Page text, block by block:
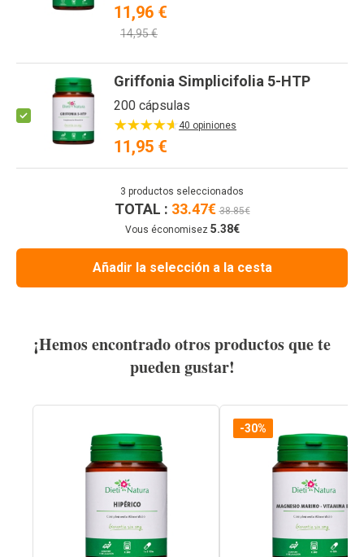
11,96 €
14,95 €
Griffonia Simplicifolia 5-HTP
200 cápsulas
40 opiniones
11,95 €
3 productos seleccionados
TOTAL : 33.47€38.85€
Vous économisez 5.38€
Añadir la selección a la cesta
¡Hemos encontrado otros productos que te
pueden gustar!
-30%